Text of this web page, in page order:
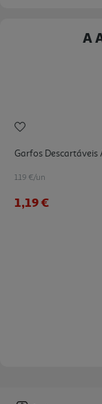
A
Garfos Descartáveis
1.19 €/un
1,19 €